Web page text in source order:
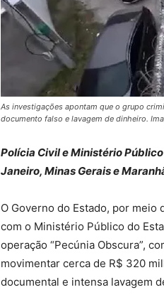
As investigações apontam que o grupo
documento falso e lavagem de dinheiro.
Polícia Civil e Ministério
Janeiro, Minas Gerais e
O Governo do Estado, por meio
com o Ministério Público do
operação “Pecúnia Obscura”,
movimentar cerca de R$ 320
documental e intensa lavagem